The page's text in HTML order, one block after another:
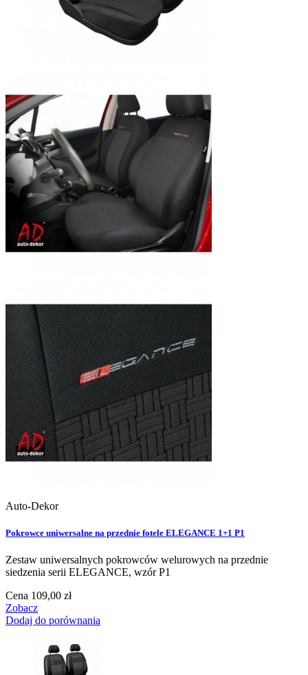
Auto-Dekor
Pokrowce uniwersalne na przednie fotele ELEGANCE 1+1 P1
Zestaw uniwersalnych pokrowców welurowych na przednie
siedzenia serii ELEGANCE, wzór P1
Cena 109,00 zł
Zobacz
Dodaj do porównania